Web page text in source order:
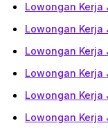
Lowongan Kerja
Lowongan Kerja
Lowongan Kerja
Lowongan Kerja
Lowongan Kerja
Lowongan Kerja